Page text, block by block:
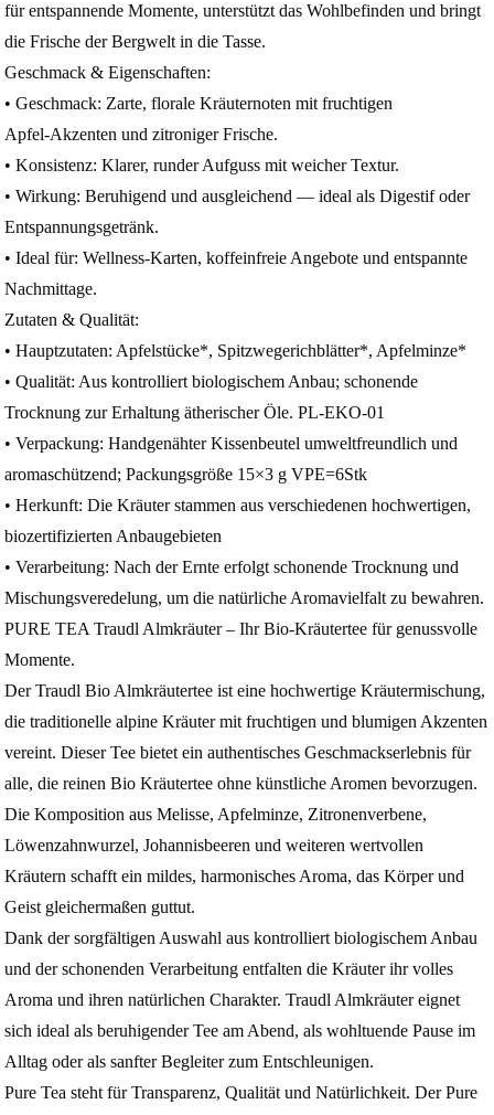
für entspannende Momente, unterstützt das Wohlbefinden und bringt
die Frische der Bergwelt in die Tasse.
Geschmack & Eigenschaften:
• Geschmack: Zarte, florale Kräuternoten mit fruchtigen
Apfel‑Akzenten und zitroniger Frische.
• Konsistenz: Klarer, runder Aufguss mit weicher Textur.
• Wirkung: Beruhigend und ausgleichend — ideal als Digestif oder
Entspannungsgetränk.
• Ideal für: Wellness‑Karten, koffeinfreie Angebote und entspannte
Nachmittage.
Zutaten & Qualität:
• Hauptzutaten: Apfelstücke*, Spitzwegerichblätter*, Apfelminze*
• Qualität: Aus kontrolliert biologischem Anbau; schonende
Trocknung zur Erhaltung ätherischer Öle. PL-EKO-01
• Verpackung: Handgenähter Kissenbeutel umweltfreundlich und
aromaschützend; Packungsgröße 15×3 g VPE=6Stk
• Herkunft: Die Kräuter stammen aus verschiedenen hochwertigen,
biozertifizierten Anbaugebieten
• Verarbeitung: Nach der Ernte erfolgt schonende Trocknung und
Mischungsveredelung, um die natürliche Aromavielfalt zu bewahren.
PURE TEA Traudl Almkräuter – Ihr Bio-Kräutertee für genussvolle
Momente.
Der Traudl Bio Almkräutertee ist eine hochwertige Kräutermischung,
die traditionelle alpine Kräuter mit fruchtigen und blumigen Akzenten
vereint. Dieser Tee bietet ein authentisches Geschmackserlebnis für
alle, die reinen Bio Kräutertee ohne künstliche Aromen bevorzugen.
Die Komposition aus Melisse, Apfelminze, Zitronenverbene,
Löwenzahnwurzel, Johannisbeeren und weiteren wertvollen
Kräutern schafft ein mildes, harmonisches Aroma, das Körper und
Geist gleichermaßen guttut.
Dank der sorgfältigen Auswahl aus kontrolliert biologischem Anbau
und der schonenden Verarbeitung entfalten die Kräuter ihr volles
Aroma und ihren natürlichen Charakter. Traudl Almkräuter eignet
sich ideal als beruhigender Tee am Abend, als wohltuende Pause im
Alltag oder als sanfter Begleiter zum Entschleunigen.
Pure Tea steht für Transparenz, Qualität und Natürlichkeit. Der Pure